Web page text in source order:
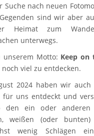
Suche nach neuen
sind wir aber
Heimat zum
unterwegs.
unserem Motto: Keep on
viel zu entdecken.
2024 haben wir auch
für uns entdeckt und
den ein oder anderen
weißen (oder
wenig Schlägen